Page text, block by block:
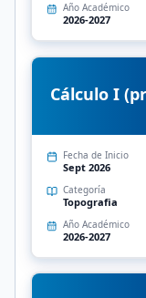
Año Académico
2026-2027
Cálculo I
Fecha de Inicio
Sept 2026
Categoría
Topografia
Año Académico
2026-2027